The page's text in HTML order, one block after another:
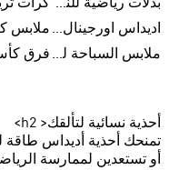
بدلات رياضية للنساء
اديداس اورجينال ملابس ملابس
ملابس السباحة للرجال
أحذية نسائية لتألقك< h2>
تمنحك أحذية أديداس
أو تستعدين لممارسة